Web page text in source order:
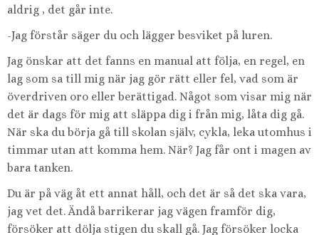
aldrig , det går inte.
-Jag förstår säger du och lägger besviket på luren.
Jag önskar att det fanns en manual att följa, en regel, en
lag som sa till mig när jag gör rätt eller fel, vad som är
överdriven oro eller berättigad. Något som visar mig när
det är dags för mig att släppa dig i från mig, låta dig gå.
När ska du börja gå till skolan själv, cykla, leka utomhus i
timmar utan att komma hem. När? Jag får ont i magen av
bara tanken.
Du är på väg åt ett annat håll, och det är så det ska vara,
jag vet det. Ändå barrikerar jag vägen framför dig,
försöker att dölja stigen du skall gå. Jag försöker locka